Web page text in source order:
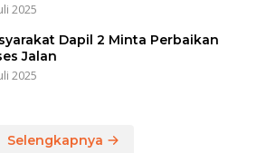
2025
Dapil 2 Minta Perbaikan
Jalan
2025
Selengkapnya